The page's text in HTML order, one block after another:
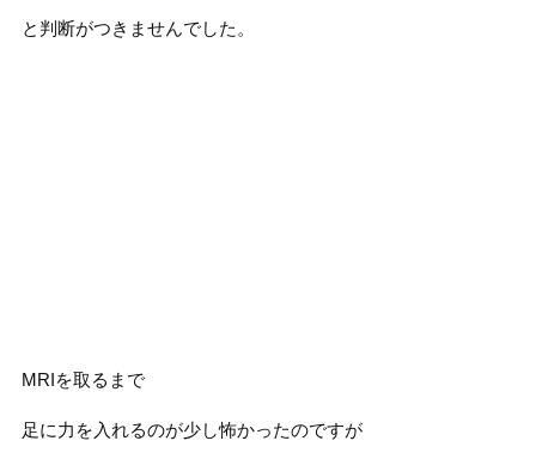
と判断がつきませんでした。
MRIを取るまで
足に力を入れるのが少し怖かったのですが